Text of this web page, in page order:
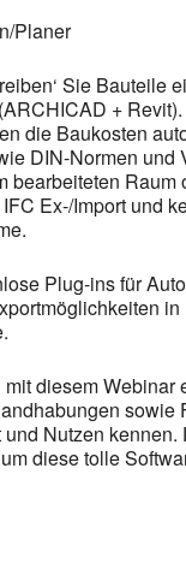
Planer
Sie Bauteile
+
die Baukosten
DIN-Normen und
bearbeiteten Raum
Ex-/Import und
Plug-ins für
in
diesem Webinar
sowie
Nutzen
diese tolle